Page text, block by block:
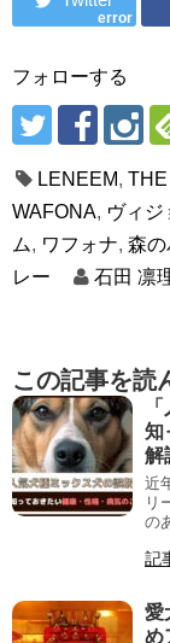
error
フォローする
LENEEM, THE
WAFONA, ヴィジ
ム, ワフォナ, 森の
レー
石田 凛
この記事を読
知
解
近
リ
の
記
愛
め